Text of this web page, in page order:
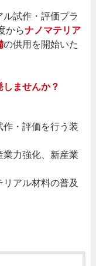
試作・評価プラ
からナノマテリア
の供用を開始いた
ませんか？
作・評価を行う装
業力強化、新産業
アル材料の普及